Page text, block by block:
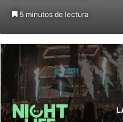
5 minutos de lectura